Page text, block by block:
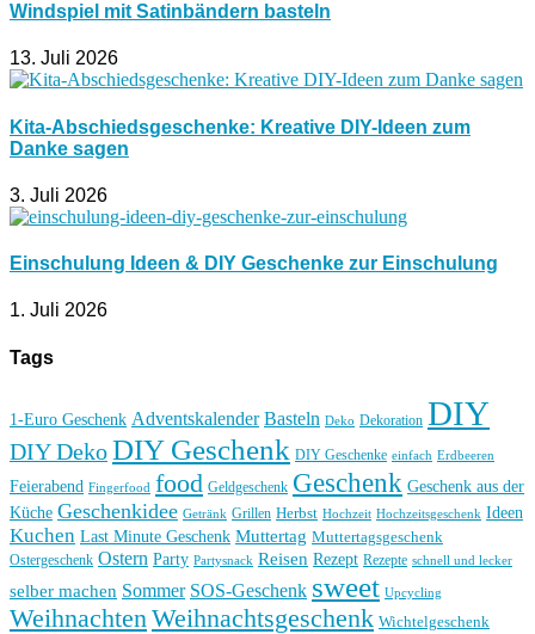
Windspiel mit Satinbändern basteln
13. Juli 2026
Kita-Abschiedsgeschenke: Kreative DIY-Ideen zum
Danke sagen
3. Juli 2026
Einschulung Ideen & DIY Geschenke zur Einschulung
1. Juli 2026
Tags
1-Euro Geschenk Adventskalender Basteln Deko Dekoration DIY
DIY DekoDIY Geschenk DIY Geschenke einfach Erdbeeren
Feierabend Fingerfood food Geldgeschenk Geschenk Geschenk aus der
Küche Geschenkidee Getränk Grillen Herbst Hochzeit Hochzeitsgeschenk Ideen
Kuchen Last Minute Geschenk Muttertag Muttertagsgeschenk
Ostergeschenk Ostern Party Partysnack Reisen Rezept Rezepte schnell und lecker
selber machen Sommer SOS-Geschenk sweet Upcycling
WeihnachtenWeihnachtsgeschenk Wichtelgeschenk